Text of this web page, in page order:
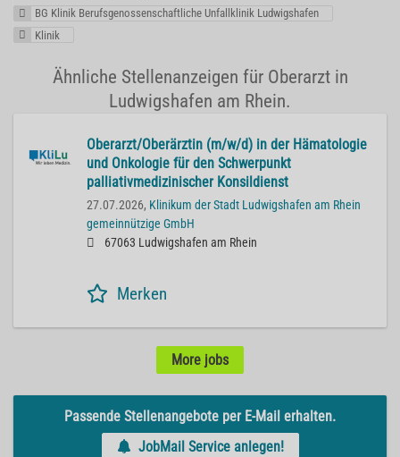
BG Klinik Berufsgenossenschaftliche Unfallklinik Ludwigshafen
Klinik
Ähnliche Stellenanzeigen für Oberarzt in
Ludwigshafen am Rhein.
Oberarzt/Oberärztin (m/w/d) in der Hämatologie
und Onkologie für den Schwerpunkt
palliativmedizinischer Konsildienst
27.07.2026, Klinikum der Stadt Ludwigshafen am Rhein
gemeinnützige GmbH
67063 Ludwigshafen am Rhein
Merken
More jobs
Passende Stellenangebote per E-Mail erhalten.
JobMail Service anlegen!